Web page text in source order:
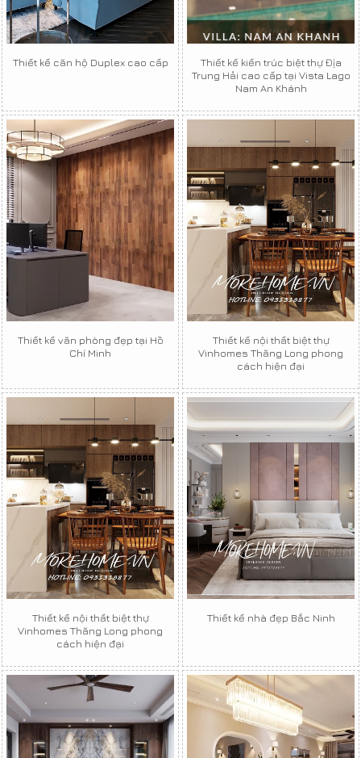
Thiết kế căn hộ Duplex cao cấp
Thiết kế kiến trúc biệt thự Địa
Trung Hải cao cấp tại Vista Lago
Nam An Khánh
Thiết kế văn phòng đẹp tại Hồ
Chí Minh
Thiết kế nội thất biệt thự
Vinhomes Thăng Long phong
cách hiện đại
Thiết kế nội thất biệt thự
Vinhomes Thăng Long phong
cách hiện đại
Thiết kế nhà đẹp Bắc Ninh